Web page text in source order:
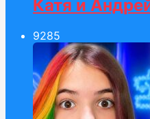
Катя и
9285